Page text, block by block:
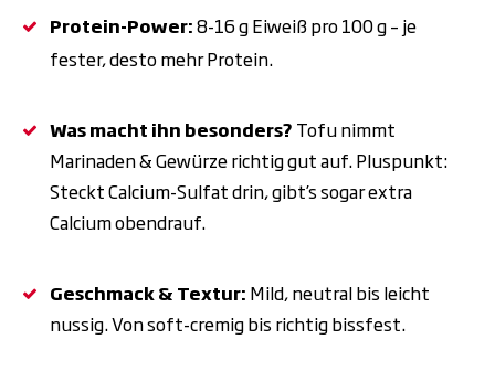
Protein-Power:8-16g Eiweißpro 100g– je
fester, desto mehr Protein.
Was macht ihn besonders? Tofu nimmt
Marinaden & Gewürze richtig gut auf. Pluspunkt:
Steckt Calcium-Sulfat drin, gibt’s sogar extra
Calcium obendrauf.
Geschmack & Textur: Mild, neutral bis leicht
nussig. Von soft-cremig bis richtig bissfest.